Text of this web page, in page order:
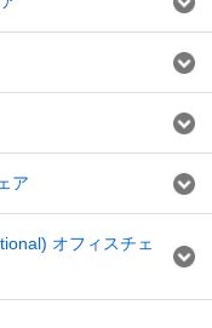
ア
オフィスチェ